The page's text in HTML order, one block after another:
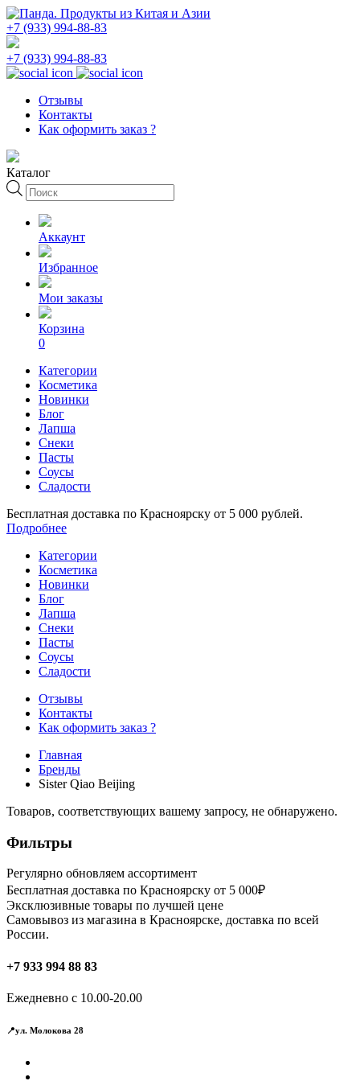
+7 (933) 994-88-83
+7 (933) 994-88-83
Отзывы
Контакты
Как оформить заказ ?
Каталог
Поиск
товаров
Аккаунт
Избранное
Мои заказы
Корзина
0
Категории
Косметика
Новинки
Блог
Лапша
Снеки
Пасты
Соусы
Сладости
Бесплатная доставка по Красноярску от 5 000 рублей.
Подробнее
Категории
Косметика
Новинки
Блог
Лапша
Снеки
Пасты
Соусы
Сладости
Отзывы
Контакты
Как оформить заказ ?
Главная
Бренды
Sister Qiao Beijing
Товаров, соответствующих вашему запросу, не обнаружено.
Фильтры
Регулярно обновляем ассортимент
Бесплатная доставка по Красноярску от 5 000₽
Эксклюзивные товары по лучшей цене
Самовывоз из магазина в Красноярске, доставка по всей
России.
+7 933 994 88 83
Ежедневно с 10.00-20.00
📍ул. Молокова 28